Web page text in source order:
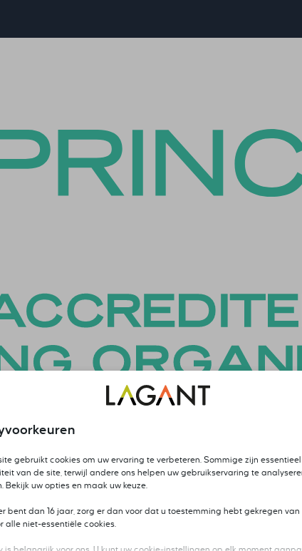
gebruikt cookies om uw ervaring te verbeteren. Sommige zijn
van de site, terwijl andere ons helpen uw gebruikservaring te
Bekijk uw opties en maak uw keuze.
bent dan 16 jaar, zorg er dan voor dat u toestemming hebt gekregen van
alle niet-essentiële cookies.